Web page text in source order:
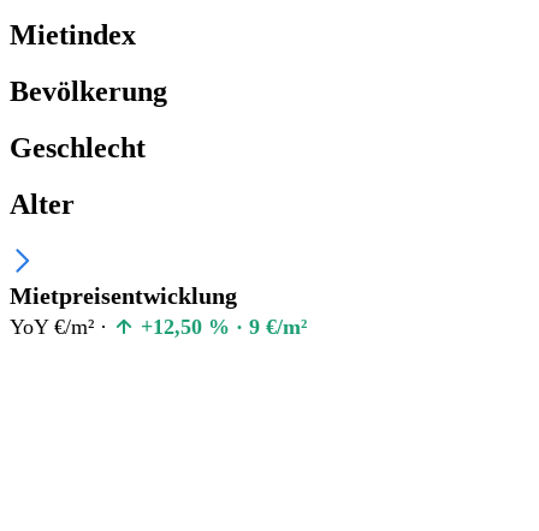
Mietindex
Bevölkerung
Geschlecht
Alter
Mietpreisentwicklung
YoY €/m² · +12,50 % · 9 €/m²